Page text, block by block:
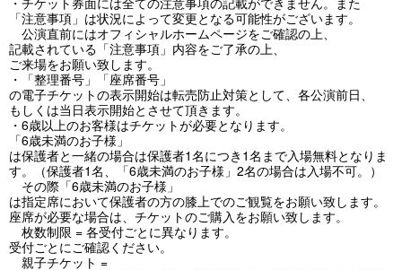
「注意事項」は状況によって変更となる可能性がございます。
公演直前にはオフィシャルホームページをご確認の上、
記載されている「注意事項」内容をご了承の上、
ご来場をお願い致します。
・「整理番号」「座席番号」
の電子チケットの表示開始は転売防止対策として、各公演前日、
もしくは当日表示開始とさせて頂きます。
・6歳以上のお客様はチケットが必要となります。
「6歳未満のお子様」
は保護者と一緒の場合は保護者1名につき1名まで入場無料となりま
す。（保護者1名、「6歳未満のお子様」2名の場合は入場不可。）
その際「6歳未満のお子様」
は指定席において保護者の方の膝上でのご観覧をお願い致します。
座席が必要な場合は、チケットのご購入をお願い致します。
枚数制限 = 各受付ごとに異なります。
受付ごとにご確認ください。
親子チケット =